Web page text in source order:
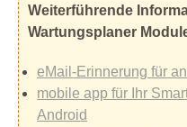
Weiterführende
Wartungsplaner
eMail-Erinnerung für
mobile app für Ihr
Android